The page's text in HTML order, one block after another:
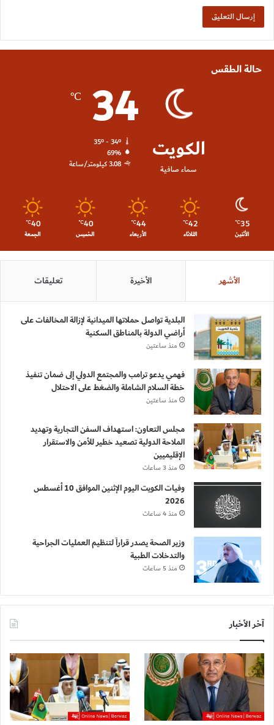
حالة الطقس
الكويت
سماء صافية
34
℃
35º - 34º
69%
3.08 كيلومتر/ساعة
35
℃
الأثنين
42
℃
الثلاثاء
44
℃
الأربعاء
40
℃
الخميس
40
℃
الجمعة
الأشهر الأخيرة تعليقات
البلدية تواصل حملاتها الميدانية لإزالة المخالفات على
أراضي الدولة بالمناطق السكنية
منذ ساعتين
فهمي يدعو ترامب والمجتمع الدولي إلى ضمان تنفيذ
خطة السلام الشاملة والضغط على الاحتلال
منذ ساعتين
مجلس التعاون: استهداف السفن التجارية وتهديد
الملاحة الدولية تصعيد خطير للأمن والاستقرار
الإقليميين
منذ 3 ساعات
وفيات الكويت اليوم الإثنين الموافق 10 أغسطس
2026
منذ 4 ساعات
وزير الصحة يصدر قراراً لتنظيم العمليات الجراحية
والتدخلات الطبية
منذ 5 ساعات
آخر الأخبار